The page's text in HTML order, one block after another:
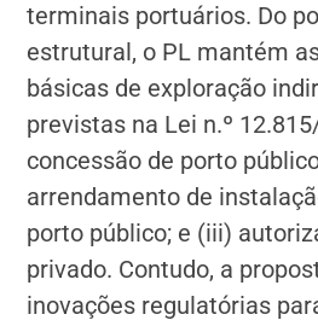
terminais portuários. Do
estrutural, o PL mantém
básicas de exploração
previstas na Lei n.º
concessão de porto
arrendamento de
porto público; e (iii)
privado. Contudo, a
inovações regulatórias